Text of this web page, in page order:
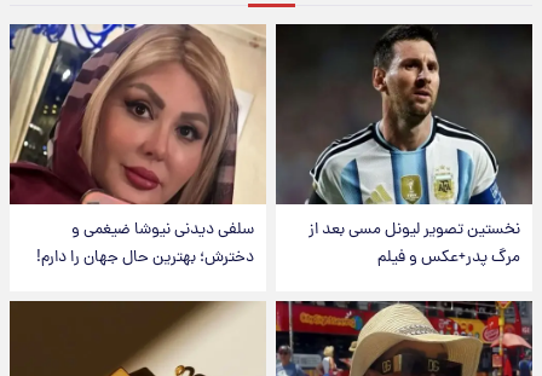
نخستین تصویر لیونل مسی بعد از
مرگ پدر+عکس و فیلم
سلفی دیدنی نیوشا ضیغمی و
دخترش؛ بهترین حال جهان را دارم!